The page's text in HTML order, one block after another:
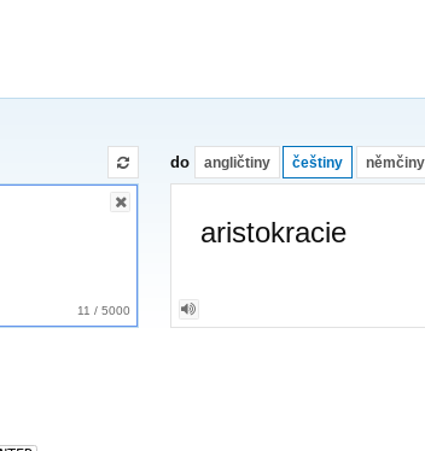
11 / 5000
do angličtiny češtiny němčiny
aristokracie